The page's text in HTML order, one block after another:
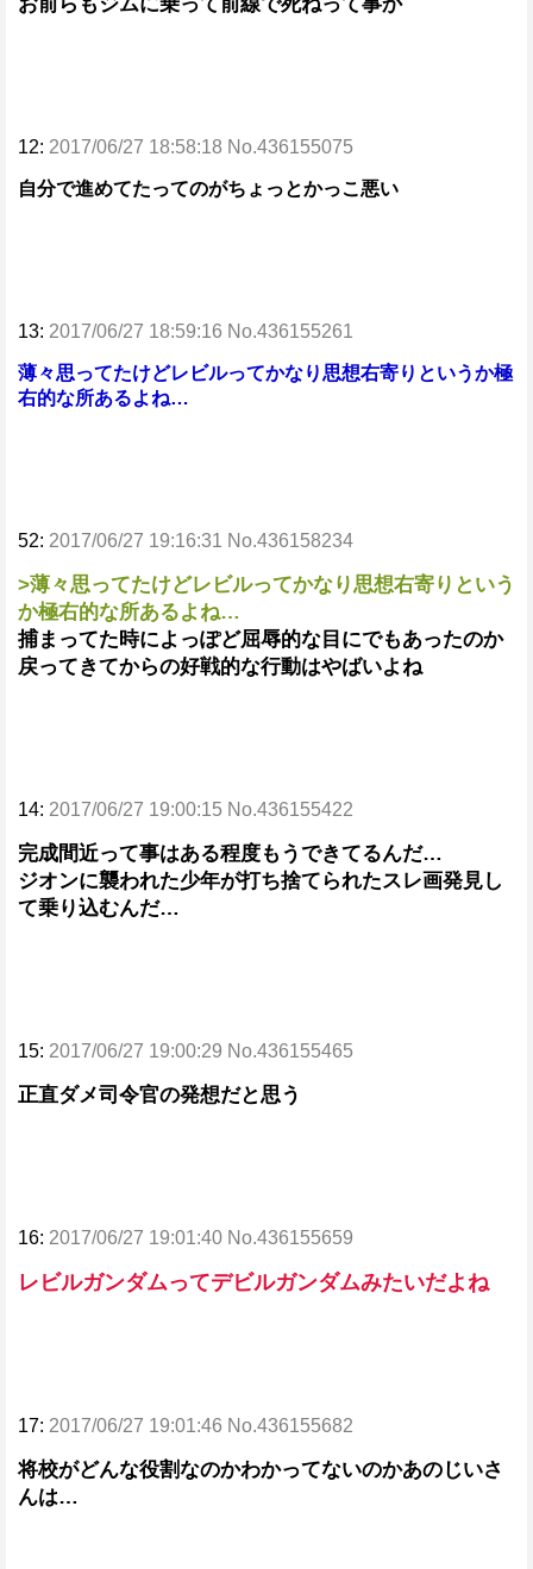
12: 2017/06/27 18:58:18 No.436155075
自分で進めてたってのがちょっとかっこ悪い
13: 2017/06/27 18:59:16 No.436155261
薄々思ってたけどレビルってかなり思想右寄りというか極
右的な所あるよね…
52: 2017/06/27 19:16:31 No.436158234
>薄々思ってたけどレビルってかなり思想右寄りという
か極右的な所あるよね…
捕まってた時によっぽど屈辱的な目にでもあったのか
戻ってきてからの好戦的な行動はやばいよね
14: 2017/06/27 19:00:15 No.436155422
完成間近って事はある程度もうできてるんだ…
ジオンに襲われた少年が打ち捨てられたスレ画発見し
て乗り込むんだ…
15: 2017/06/27 19:00:29 No.436155465
正直ダメ司令官の発想だと思う
16: 2017/06/27 19:01:40 No.436155659
レビルガンダムってデビルガンダムみたいだよね
17: 2017/06/27 19:01:46 No.436155682
将校がどんな役割なのかわかってないのかあのじいさ
んは…